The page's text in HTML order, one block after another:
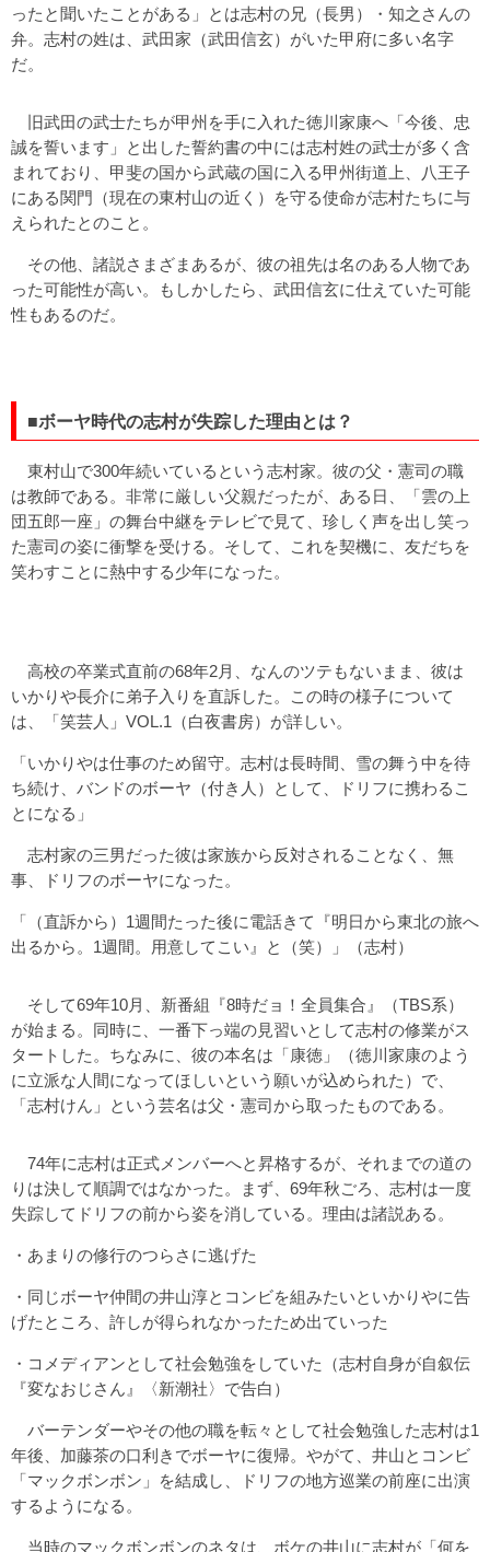
ったと聞いたことがある」とは志村の兄（長男）・知之さんの
弁。志村の姓は、武田家（武田信玄）がいた甲府に多い名字
だ。
旧武田の武士たちが甲州を手に入れた徳川家康へ「今後、忠
誠を誓います」と出した誓約書の中には志村姓の武士が多く含
まれており、甲斐の国から武蔵の国に入る甲州街道上、八王子
にある関門（現在の東村山の近く）を守る使命が志村たちに与
えられたとのこと。
その他、諸説さまざまあるが、彼の祖先は名のある人物であ
った可能性が高い。もしかしたら、武田信玄に仕えていた可能
性もあるのだ。
■ボーヤ時代の志村が失踪した理由とは？
東村山で300年続いているという志村家。彼の父・憲司の職
は教師である。非常に厳しい父親だったが、ある日、「雲の上
団五郎一座」の舞台中継をテレビで見て、珍しく声を出し笑っ
た憲司の姿に衝撃を受ける。そして、これを契機に、友だちを
笑わすことに熱中する少年になった。
高校の卒業式直前の68年2月、なんのツテもないまま、彼は
いかりや長介に弟子入りを直訴した。この時の様子について
は、「笑芸人」VOL.1（白夜書房）が詳しい。
「いかりやは仕事のため留守。志村は長時間、雪の舞う中を待
ち続け、バンドのボーヤ（付き人）として、ドリフに携わるこ
とになる」
志村家の三男だった彼は家族から反対されることなく、無
事、ドリフのボーヤになった。
「（直訴から）1週間たった後に電話きて『明日から東北の旅へ
出るから。1週間。用意してこい』と（笑）」（志村）
そして69年10月、新番組『8時だョ！全員集合』（TBS系）
が始まる。同時に、一番下っ端の見習いとして志村の修業がス
タートした。ちなみに、彼の本名は「康徳」（徳川家康のよう
に立派な人間になってほしいという願いが込められた）で、
「志村けん」という芸名は父・憲司から取ったものである。
74年に志村は正式メンバーへと昇格するが、それまでの道の
りは決して順調ではなかった。まず、69年秋ごろ、志村は一度
失踪してドリフの前から姿を消している。理由は諸説ある。
・あまりの修行のつらさに逃げた
・同じボーヤ仲間の井山淳とコンビを組みたいといかりやに告
げたところ、許しが得られなかったため出ていった
・コメディアンとして社会勉強をしていた（志村自身が自叙伝
『変なおじさん』〈新潮社〉で告白）
バーテンダーやその他の職を転々として社会勉強した志村は1
年後、加藤茶の口利きでボーヤに復帰。やがて、井山とコンビ
「マックボンボン」を結成し、ドリフの地方巡業の前座に出演
するようになる。
当時のマックボンボンのネタは、ボケの井山に志村が「何を